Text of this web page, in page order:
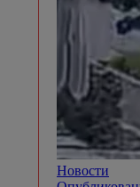
Новости